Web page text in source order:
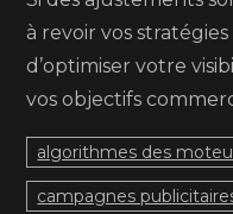
à revoir vos
d’optimiser votre
vos objectifs
algorithmes des
campagnes